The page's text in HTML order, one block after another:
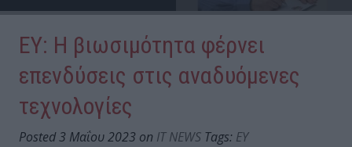
EY: Η βιωσιμότητα φέρνει
επενδύσεις στις αναδυόμενες
τεχνολογίες
Posted 3 Μαΐου 2023 on IT NEWS Tags: EY